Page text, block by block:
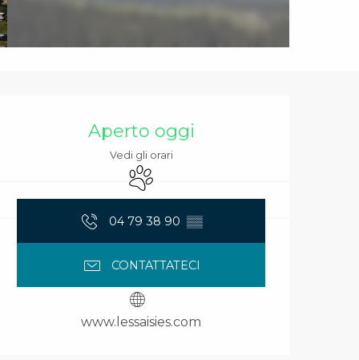
Orari e contatti
Aperto oggi
Vedi gli orari
Animali ammessi
04 79 38 90 ▒▒
CONTATTATECI
www.lessaisies.com